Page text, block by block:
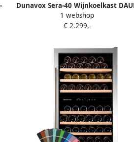
Dunavox Sera-40 Wijnkoelkast
40.138C 1 Zone RAL Kleur
1 webshop
€ 2.299,-